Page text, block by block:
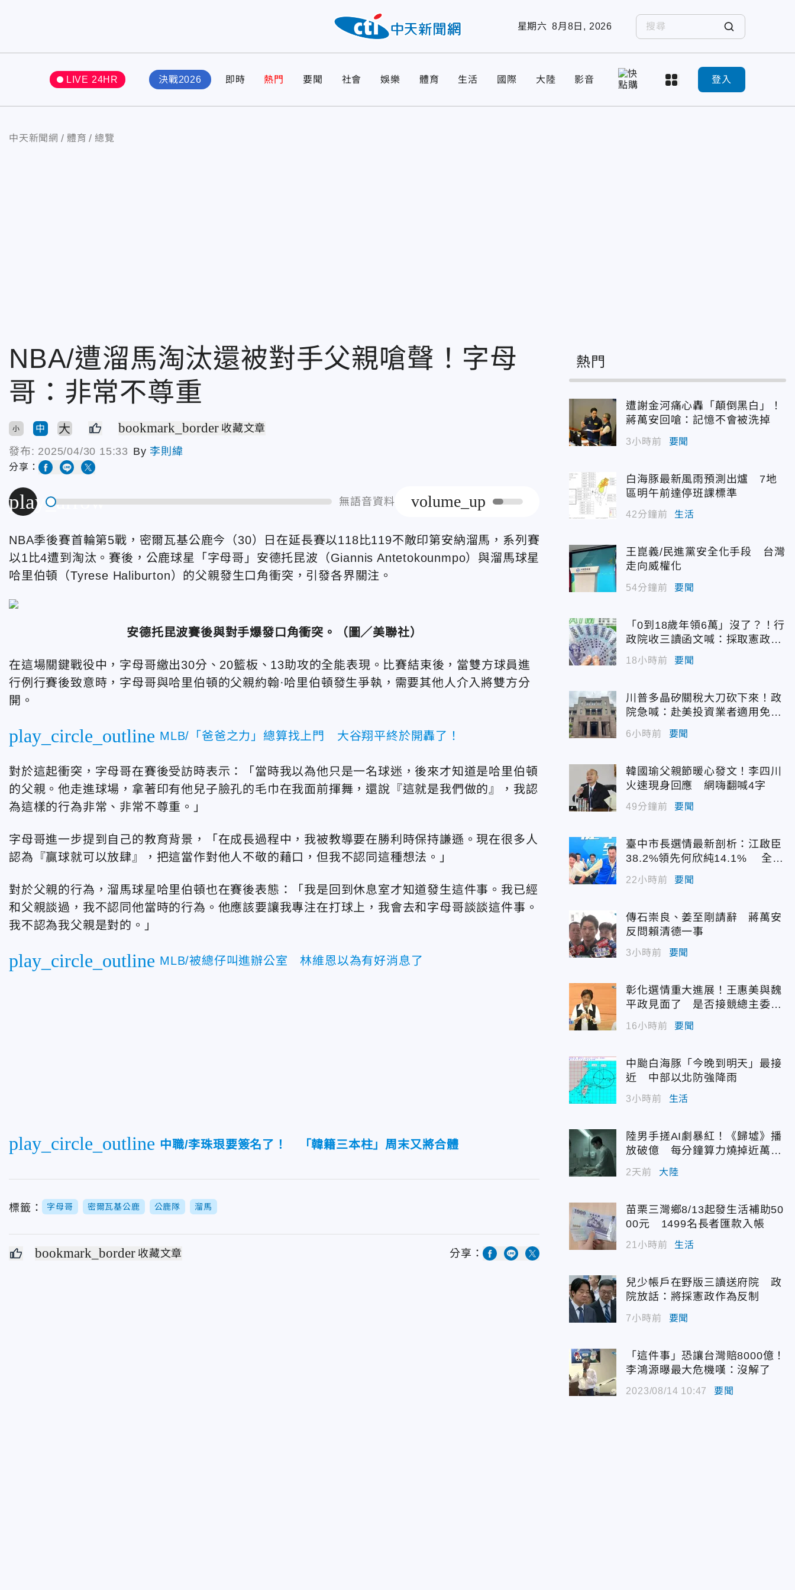
星期六 8月8日, 2026
LIVE 24HR 決戰2026 即時 熱門 要聞 社會 娛樂 體育 生活 國際 大陸 影音 登入
中天新聞網 體育 總覽
NBA/遭溜馬淘汰還被對手父親嗆聲！字母
哥：非常不尊重
小 中 大 bookmark_border 收藏文章
發布: 2025/04/30 15:33 By 李則緯
分享：
play_arrow 無語音資料 volume_up
NBA季後賽首輪第5戰，密爾瓦基公鹿今（30）日在延長賽以118比119不敵印第安納溜馬，系列賽
以1比4遭到淘汰。賽後，公鹿球星「字母哥」安德托昆波 （Giannis Antetokounmpo） 與溜馬球星
哈里伯頓
（Tyrese Haliburton） 的父親發生口角衝突，引發各界關注。
安德托昆波賽後與對手爆發口角衝突。 （圖／美聯社）
在這場關鍵戰役中，字母哥繳出30分、20籃板、13助攻的全能表現。比賽結束後，當雙方球員進
行例行賽後致意時，字母哥與哈里伯頓的父親約翰·哈里伯頓發生爭執，需要其他人介入將雙方分
開。
play_circle_outline MLB/「爸爸之力」總算找上門 大谷翔平終於開轟了！
對於這起衝突，字母哥在賽後受訪時表示：「當時我以為他只是一名球迷，後來才知道是哈里伯頓
的父親。他走進球場，拿著印有他兒子臉孔的毛巾在我面前揮舞，還說『這就是我們做的』，我認
為這樣的行為非常、非常不尊重。」
字母哥進一步提到自己的教育背景，「在成長過程中，我被教導要在勝利時保持謙遜。現在很多人
認為『贏球就可以放肆』，把這當作對他人不敬的藉口，但我不認同這種想法。」
對於父親的行為，溜馬球星哈里伯頓也在賽後表態：「我是回到休息室才知道發生這件事。我已經
和父親談過，我不認同他當時的行為。他應該要讓我專注在打球上，我會去和字母哥談談這件事。
我不認為我父親是對的。」
play_circle_outline MLB/被總仔叫進辦公室 林維恩以為有好消息了
play_circle_outline 中職/李珠珢要簽名了！ 「韓籍三本柱」周末又將合體
標籤： 字母哥 密爾瓦基公鹿 公鹿隊 溜馬
bookmark_border 收藏文章 分享：
熱門
遭謝金河痛心轟「顛倒黑白」！
蔣萬安回嗆：記憶不會被洗掉
3小時前 要聞
白海豚最新風雨預測出爐 7地
區明午前達停班課標準
42分鐘前 生活
王崑義/民進黨安全化手段 台灣
走向威權化
54分鐘前 要聞
「0到18歲年領6萬」沒了？！行
政院收三讀函文喊：採取憲政作
18小時前 要聞
川普多晶矽關稅大刀砍下來！政
院急喊：赴美投資業者適用免稅
配額
6小時前 要聞
韓國瑜父親節暖心發文！李四川
火速現身回應 網嗨翻喊4字
49分鐘前 要聞
臺中市長選情最新剖析：江啟臣
38.2%領先何欣純14.1% 全世
代支持度全面居首
22小時前 要聞
傳石崇良、姜至剛請辭 蔣萬安
反問賴清德一事
3小時前 要聞
彰化選情重大進展！王惠美與魏
平政見面了 是否接競總主委態
度曝光
16小時前 要聞
中颱白海豚「今晚到明天」最接
近 中部以北防強降雨
3小時前 生活
陸男手搓AI劇暴紅！《歸墟》播
放破億 每分鐘算力燒掉近萬台
2天前 大陸
苗栗三灣鄉8/13起發生活補助50
00元 1499名長者匯款入帳
21小時前 生活
兒少帳戶在野版三讀送府院 政
院放話：將採憲政作為反制
7小時前 要聞
「這件事」恐讓台灣賠8000億！
李鴻源曝最大危機嘆：沒解了
2023/08/14 10:47 要聞